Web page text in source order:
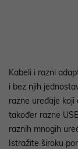
Kabeli i razni
i bez njih
razne uređaje
također razne
raznih mnogih
Istražite široku